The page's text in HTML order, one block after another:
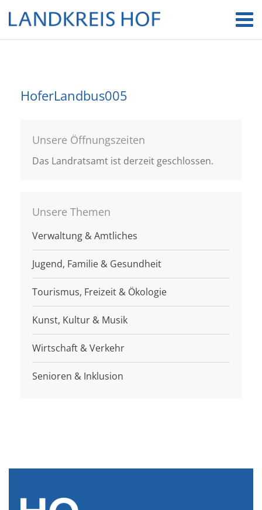
HoferLandbus005
Unsere Öffnungszeiten
Das Landratsamt ist derzeit geschlossen.
Unsere Themen
Verwaltung & Amtliches
Jugend, Familie & Gesundheit
Tourismus, Freizeit & Ökologie
Kunst, Kultur & Musik
Wirtschaft & Verkehr
Senioren & Inklusion